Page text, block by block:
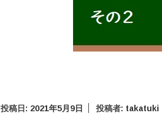
投稿日: 2021年5月9日 投稿者: takatuki